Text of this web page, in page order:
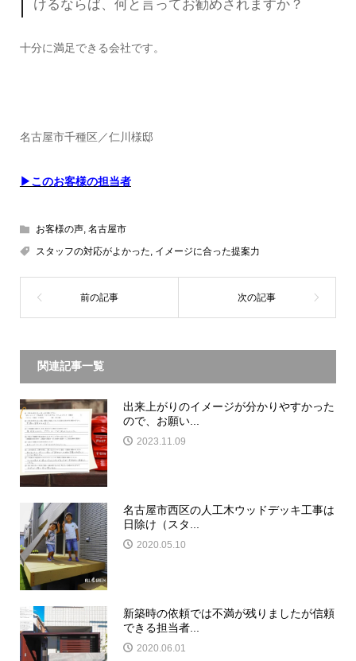
けるならば、何と言ってお勧めされますか？
十分に満足できる会社です。
名古屋市千種区／仁川様邸
▶このお客様の担当者
お客様の声, 名古屋市
スタッフの対応がよかった, イメージに合った提案力
関連記事一覧
出来上がりのイメージが分かりやすかった
ので、お願い...
2023.11.09
名古屋市西区の人工木ウッドデッキ工事は
日除け（スタ...
2020.05.10
新築時の依頼では不満が残りましたが信頼
できる担当者...
2020.06.01